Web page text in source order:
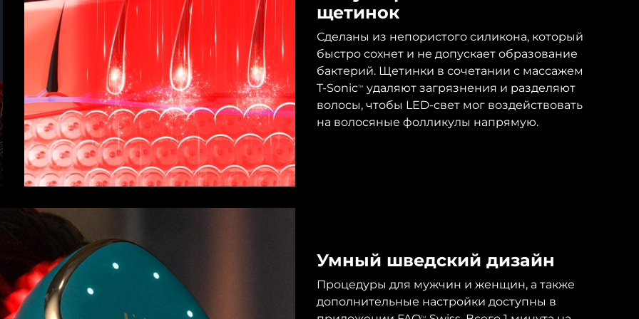
щетинок
Сделаны из непористого силикона, который
быстро сохнет и не допускает образование
бактерий. Щетинки в сочетании с массажем
T-SonicTM
удаляют загрязнения и разделяют
волосы, чтобы LED-свет мог воздействовать
на волосяные фолликулы напрямую.
Умный шведский дизайн
Процедуры для мужчин и женщин, а также
дополнительные настройки доступны в
TM